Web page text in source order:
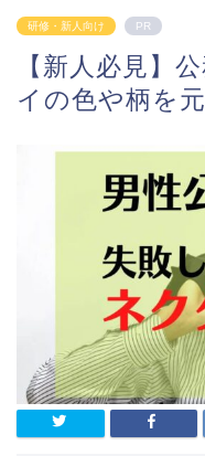
研修・新人向け PR
【新人必見】
イの色や柄を